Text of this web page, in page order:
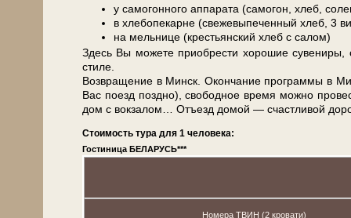
у самогонного аппарата (самогон, хлеб,
в хлебопекарне (свежевыпеченный хлеб, 3
на мельнице (крестьянский хлеб с салом)
Здесь Вы мо­же­те при­об­ре­сти хо­ро­шие
сти­ле.
Воз­вра­ще­ние в Минск. Окон­ча­ние про­грам­мы в
Вас по­езд позд­но), свободное вре­мя мож­но
дом с вок­за­лом… Отъ­езд до­мой — счаст­ли­вой
Стоимость тура для 1 человека:
Гостиница БЕЛАРУСЬ***
Номера ТВИН (2 кровати)